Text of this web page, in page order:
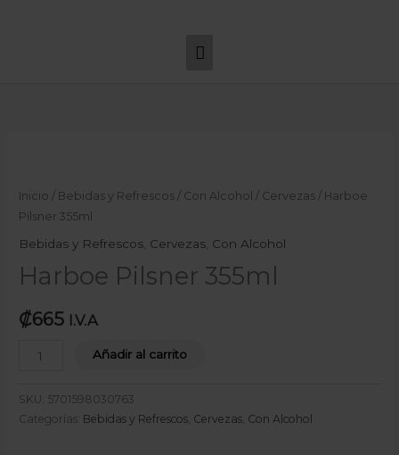
principal
Inicio / Bebidas y Refrescos / Con Alcohol / Cervezas / Harboe
Pilsner 355ml
Bebidas y Refrescos Cervezas Con Alcohol
Harboe Pilsner 355ml
₡665 I.V.A
355ml
cantidad
Añadir al carrito
SKU: 5701598030763
Categorías: Bebidas y Refrescos Cervezas Con Alcohol